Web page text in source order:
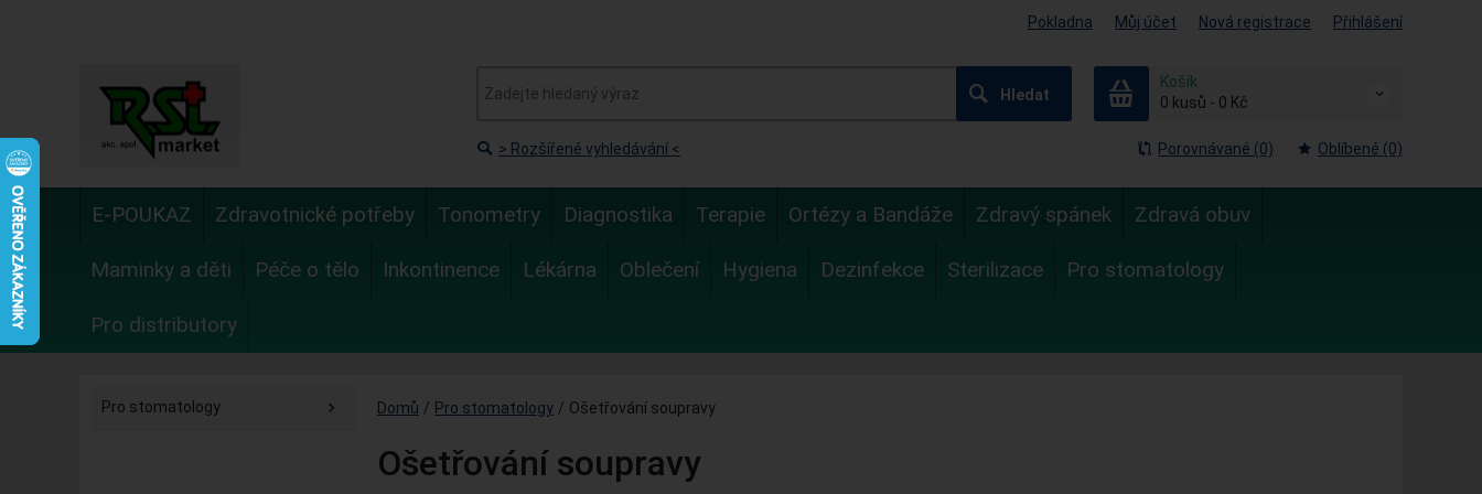
Pokladna Můj účet Nová registrace Přihlášení
Hledat
Košík
0 kusů - 0 Kč
> Rozšířené vyhledávání < Porovnávané (0) Oblíbené (0)
E-POUKAZ Zdravotnické potřeby Tonometry Diagnostika Terapie Ortézy a Bandáže Zdravý spánek Zdravá obuv
Maminky a děti Péče o tělo Inkontinence Lékárna Oblečení Hygiena Dezinfekce Sterilizace Pro stomatology
Pro distributory
Pro stomatology Domů / Pro stomatology / Ošetřování soupravy
Ošetřování soupravy